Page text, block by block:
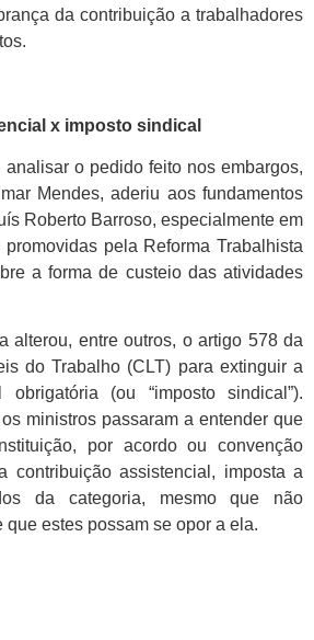
da contribuição a trabalhadores
x imposto sindical
o pedido feito nos embargos,
Mendes, aderiu aos fundamentos
Roberto Barroso, especialmente em
pela Reforma Trabalhista
a forma de custeio das atividades
alterou, entre outros, o artigo 578 da
do Trabalho (CLT) para extinguir a
obrigatória (ou “imposto sindical”).
ministros passaram a entender que
por acordo ou convenção
contribuição assistencial, imposta a
da categoria, mesmo que não
estes possam se opor a ela.